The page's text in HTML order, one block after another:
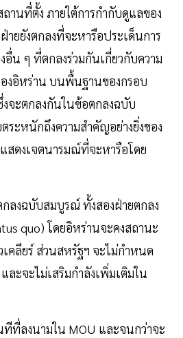
านที่ตั้ง ภายใต้การกำกับดูแลของ
ายยังตกลงที่จะหารือประเด็นการ
อื่น ๆ ที่ตกลงร่วมกันเกี่ยวกับความ
งอิหร่าน บนพื้นฐานของกรอบ
จะตกลงกันในข้อตกลงฉบับ
ระหนักถึงความสำคัญอย่างยิ่งของ
สดงเจตนารมณ์ที่จะหารือโดย
กลงฉบับสมบูรณ์ ทั้งสองฝ่ายตกลง
quo) โดยอิหร่านจะคงสถานะ
คลียร์ ส่วนสหรัฐฯ จะไม่กำหนด
ละจะไม่เสริมกำลังเพิ่มเติมใน
ทีที่ลงนามใน MOU และจนกว่าจะ